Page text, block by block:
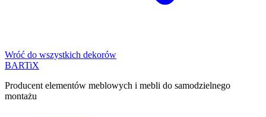
Wróć do wszystkich dekorów
BARTiX
Producent elementów meblowych i mebli do samodzielnego
montażu